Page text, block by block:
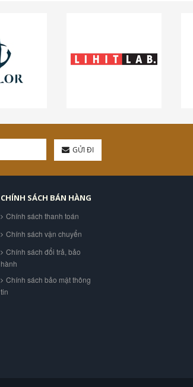
GỬI ĐI
CHÍNH SÁCH BÁN HÀNG
Chính sách thanh toán
Chính sách vận chuyển
Chính sách đổi trả, bảo
hành
Chính sách bảo mật thông
tin